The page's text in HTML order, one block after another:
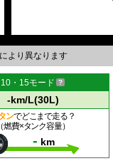
より異なります
10・15モード
-km/L(30L)
ンでどこまで走る？
（燃費×タンク容量）
- km